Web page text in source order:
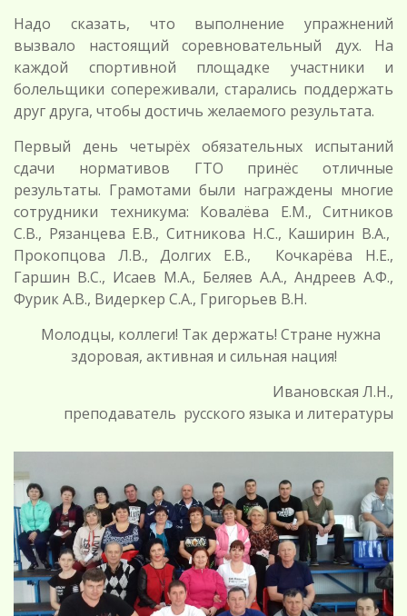
Надо сказать, что выполнение упражнений
вызвало настоящий соревновательный дух. На
каждой спортивной площадке участники и
болельщики сопереживали, старались поддержать
друг друга, чтобы достичь желаемого результата.
Первый день четырёх обязательных испытаний
сдачи нормативов ГТО принёс отличные
результаты. Грамотами были награждены многие
сотрудники техникума: Ковалёва Е.М., Ситников
С.В., Рязанцева Е.В., Ситникова Н.С., Каширин В.А.,
Прокопцова Л.В., Долгих Е.В., Кочкарёва Н.Е.,
Гаршин В.С., Исаев М.А., Беляев А.А., Андреев А.Ф.,
Фурик А.В., Видеркер С.А., Григорьев В.Н.
Молодцы, коллеги! Так держать! Стране нужна
здоровая, активная и сильная нация!
Ивановская Л.Н.,
преподаватель русского языка и литературы